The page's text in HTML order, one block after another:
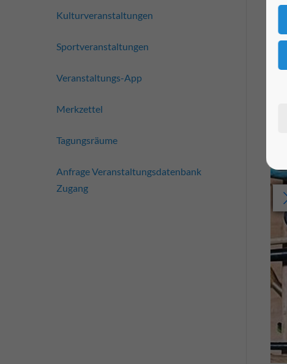
Kulturveranstaltungen
Sportveranstaltungen
Veranstaltungs-App
Merkzettel
Tagungsräume
Anfrage Veranstaltungsdatenbank
Zugang